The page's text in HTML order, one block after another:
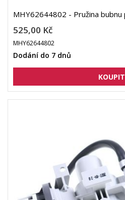
MHY62644802 - Pružina bubnu
525,00 Kč
MHY62644802
Dodání do 7 dnů